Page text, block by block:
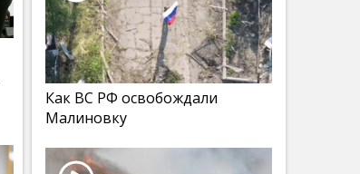
Как ВС РФ освобождали
Малиновку